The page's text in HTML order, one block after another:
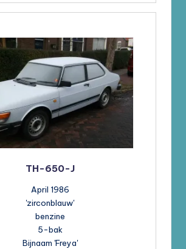
TH-650-J
April 1986
'zirconblauw'
benzine
5-bak
Bijnaam 'Freya'